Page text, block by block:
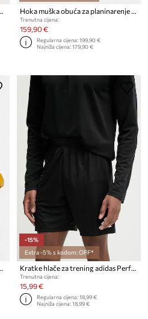
za muškarce 24/7 color block Hoka muška obuća za planinarenje Mafate 5
Trenutna cijena:
159,90 €
Regularna cijena:199,90 €
Najniža cijena:179,90 €
CHALLENGER 8 GTX
-15%
Extra -5% s kodom: OFF*
Kratke hlače za trening adidas Performance Entrada26
Trenutna cijena:
15,99 €
Regularna cijena:18,99 €
Najniža cijena:18,99 €